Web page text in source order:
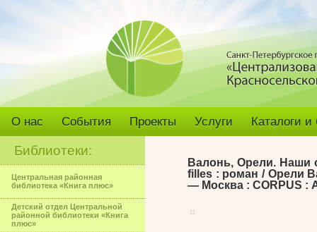
О нас События Проекты Услуги Каталоги
Библиотеки:
Центральная районная
библиотека «Книга плюс»
Детский отдел Центральной
районной библиотеки «Книга
плюс»
Валонь, Орели. Наши
filles : роман / Орели
— Москва : CORPUS :